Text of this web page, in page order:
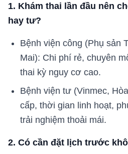
1. Khám thai lần đầu nên
hay tư?
Bệnh viện công (Phụ sản
Mai): Chi phí rẻ, chuyên
thai kỳ nguy cơ cao.
Bệnh viện tư (Vinmec,
cấp, thời gian linh hoạt,
trải nghiệm thoải mái.
2. Có cần đặt lịch trước